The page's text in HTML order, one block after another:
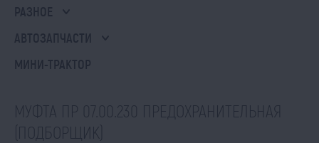
РАЗНОЕ
АВТОЗАПЧАСТИ
МИНИ-ТРАКТОР
МУФТА ПР 07.00.230 ПРЕДОХРАНИТЕЛЬНАЯ
(ПОДБОРЩИК)